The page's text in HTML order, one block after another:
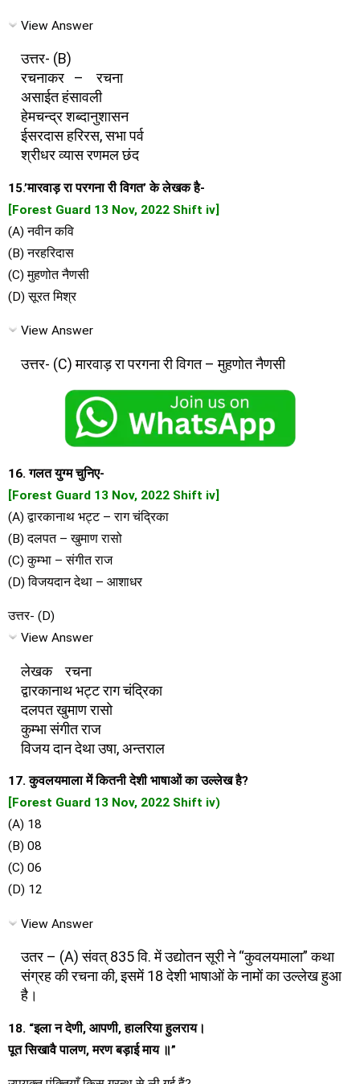
View Answer
उत्तर- (B)
रचनाकर – रचना
असाईत हंसावली
हेमचन्द्र शब्दानुशासन
ईसरदास हरिरस, सभा पर्व
श्रीधर व्यास रणमल छंद
15.’मारवाड़ रा परगना री विगत’ के लेखक है-
[Forest Guard 13 Nov, 2022 Shift iv]
(A) नवीन कवि
(B) नरहरिदास
(C) मुहणोत नैणसी
(D) सूरत मिश्र
View Answer
उत्तर- (C) मारवाड़ रा परगना री विगत – मुहणोत नैणसी
16. गलत युग्म चुनिए-
[Forest Guard 13 Nov, 2022 Shift iv]
(A) द्वारकानाथ भट्ट – राग चंद्रिका
(B) दलपत – खुमाण रासो
(C) कुम्भा – संगीत राज
(D) विजयदान देथा – आशाधर
उत्तर- (D)
View Answer
लेखक रचना
द्वारकानाथ भट्ट राग चंद्रिका
दलपत खुमाण रासो
कुम्भा संगीत राज
विजय दान देथा उषा, अन्तराल
17. कुवलयमाला में कितनी देशी भाषाओं का उल्लेख है?
[Forest Guard 13 Nov, 2022 Shift iv)
(A) 18
(B) 08
(C) 06
(D) 12
View Answer
उतर – (A) संवत् 835 वि. में उद्योतन सूरी ने “कुवलयमाला” कथा
संग्रह की रचना की, इसमें 18 देशी भाषाओं के नामों का उल्लेख हुआ
है।
18. “इला न देणी, आपणी, हालरिया हुलराय।
पूत सिखावै पालण, मरण बड़ाई माय ॥”